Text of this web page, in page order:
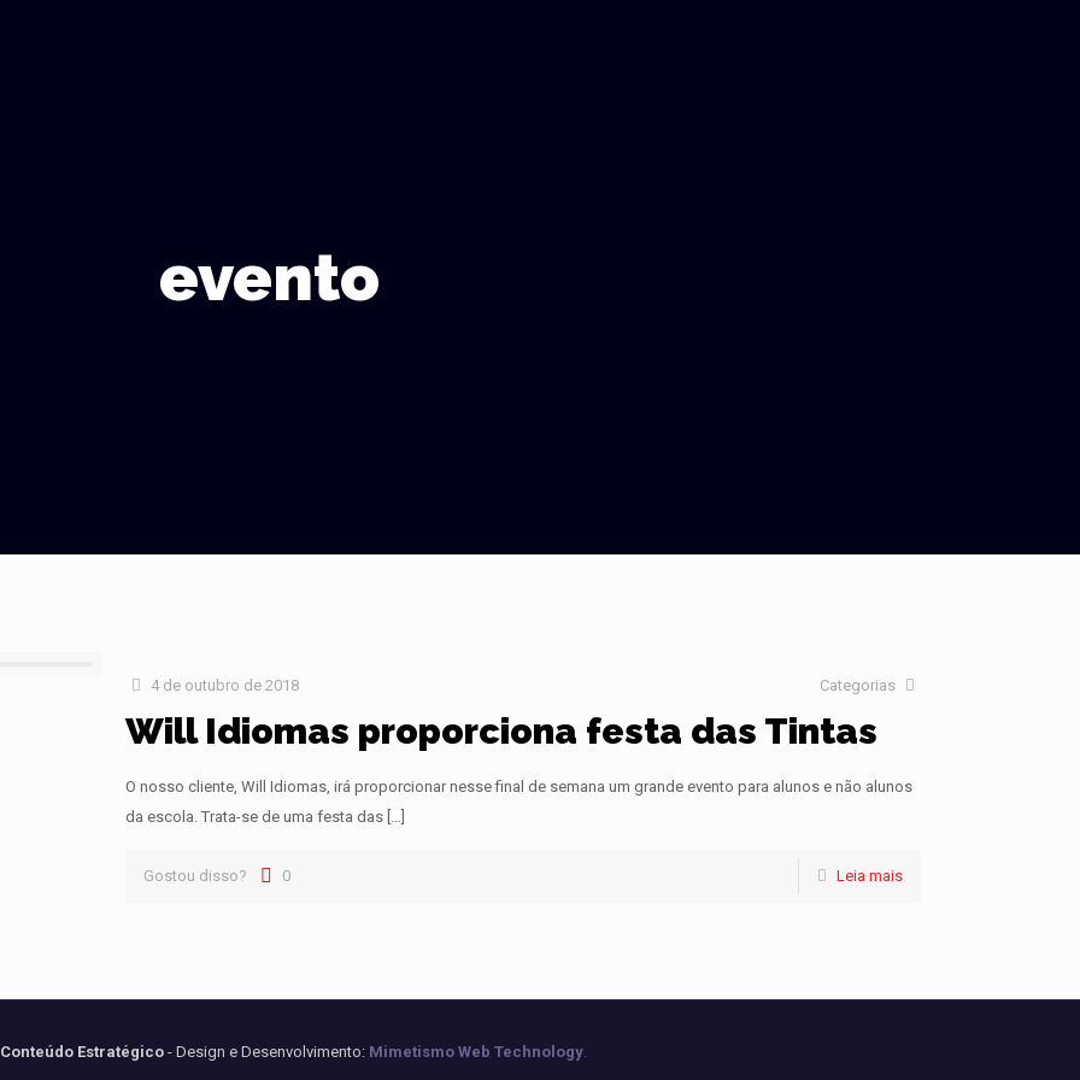
evento
4 de outubro de 2018 Categorias
Will Idiomas proporciona festa das Tintas
O nosso cliente, Will Idiomas, irá proporcionar nesse final de semana um grande evento para alunos e não alunos
da escola. Trata-se de uma festa das[…]
Gostou disso? 0 Leia mais
Estratégico- Design e Desenvolvimento: Mimetismo Web Technology.